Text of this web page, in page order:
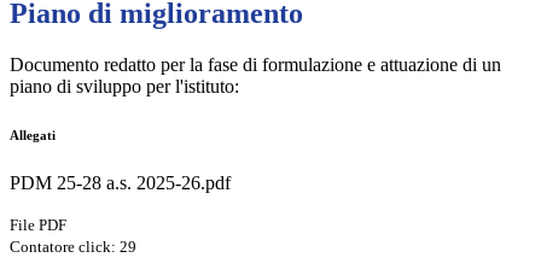
Piano di miglioramento
Documento redatto per la fase di formulazione e attuazione di un
piano di sviluppo per l'istituto:
Allegati
PDM 25-28 a.s. 2025-26.pdf
File PDF
Contatore click: 29